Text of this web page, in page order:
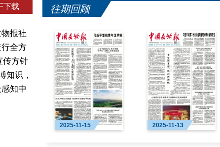
下载
报社
全方
传方针
知识，
知中
往期回顾
2025-11-15 2025-11-13